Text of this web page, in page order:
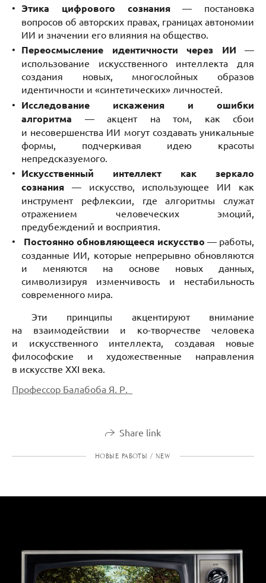
Этика цифрового сознания— постановка
вопросов об авторских правах, границах автономии
ИИ и значении его влияния на общество.
Переосмысление идентичности через ИИ —
использование искусственного интеллекта для
создания новых, многослойных образов
идентичности и «синтетических» личностей.
Исследование искажения и ошибки
алгоритма — акцент на том, как сбои
и несовершенства ИИ могут создавать уникальные
формы, подчеркивая идею красоты
непредсказуемого.
Искусственный интеллект как зеркало
сознания — искусство, использующее ИИ как
инструмент рефлексии, где алгоритмы служат
отражением человеческих эмоций,
предубеждений и восприятия.
Постоянно обновляющееся искусство — работы,
созданные ИИ, которые непрерывно обновляются
и меняются на основе новых данных,
символизируя изменчивость и нестабильность
современного мира.
Эти принципы акцентируют внимание
на взаимодействии и ко-творчестве человека
и искусственного интеллекта, создавая новые
философские и художественные направления
в искусстве XXI века.
Профессор Балабоба Я. Р.
Share link
НОВЫЕ РАБОТЫ / NEW